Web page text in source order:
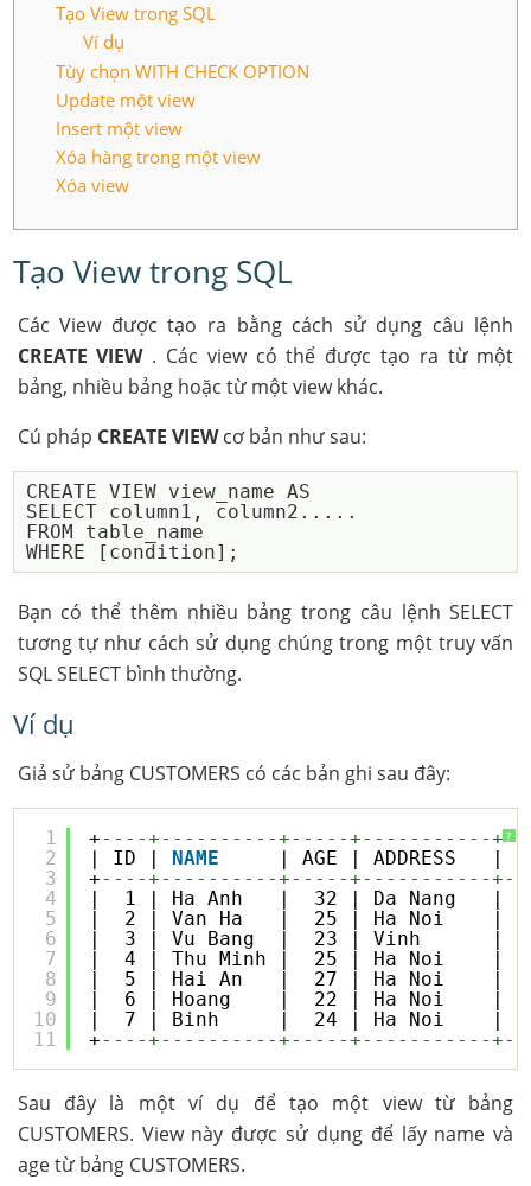
Tạo View trong SQL
Ví dụ
Tùy chọn WITH CHECK OPTION
Update một view
Insert một view
Xóa hàng trong một view
Xóa view
Tạo View trong SQL
Các View được tạo ra bằng cách sử dụng câu lệnh
CREATE VIEW . Các view có thể được tạo ra từ một
bảng, nhiều bảng hoặc từ một view khác.
Cú pháp CREATE VIEWcơ bản như sau:
CREATE VIEW view_name AS
SELECT column1, column2.....
FROM table_name
Bạn có thể thêm nhiều bảng trong câu lệnh SELECT
tương tự như cách sử dụng chúng trong một truy vấn
SQL SELECT bình thường.
Ví dụ
Giả sử bảng CUSTOMERS có các bản ghi sau đây:
?
1
2
3
4
5
6
7
8
9
10
11
+----+----------+-----+-----------
| ID | NAME
| AGE | ADDRESS   |
+----+----------+-----+-----------
|  1 | Ha Anh   |  32 | Da Nang   |
|  2 | Van Ha   |  25 | Ha Noi    |
|  3 | Vu Bang  |  23 | Vinh      |
|  4 | Thu Minh |  25 | Ha Noi    |
|  5 | Hai An   |  27 | Ha Noi    |
|  6 | Hoang    |  22 | Ha Noi    |
|  7 | Binh     |  24 | Ha Noi    |
+----+----------+-----+-----------
Sau đây là một ví dụ để tạo một view từ bảng
CUSTOMERS. View này được sử dụng để lấy name và
age từ bảng CUSTOMERS.